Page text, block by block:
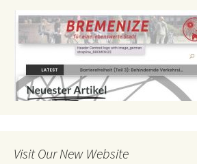
Visit Our New Website